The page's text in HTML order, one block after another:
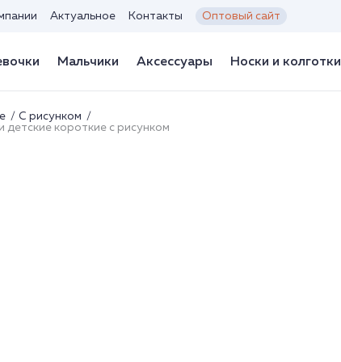
Актуальное Контакты Оптовый сайт
Мальчики Аксессуары Носки и колготки
С рисунком
детские короткие с рисунком